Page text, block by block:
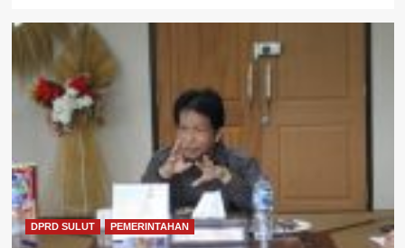
DPRD SULUT PEMERINTAHAN